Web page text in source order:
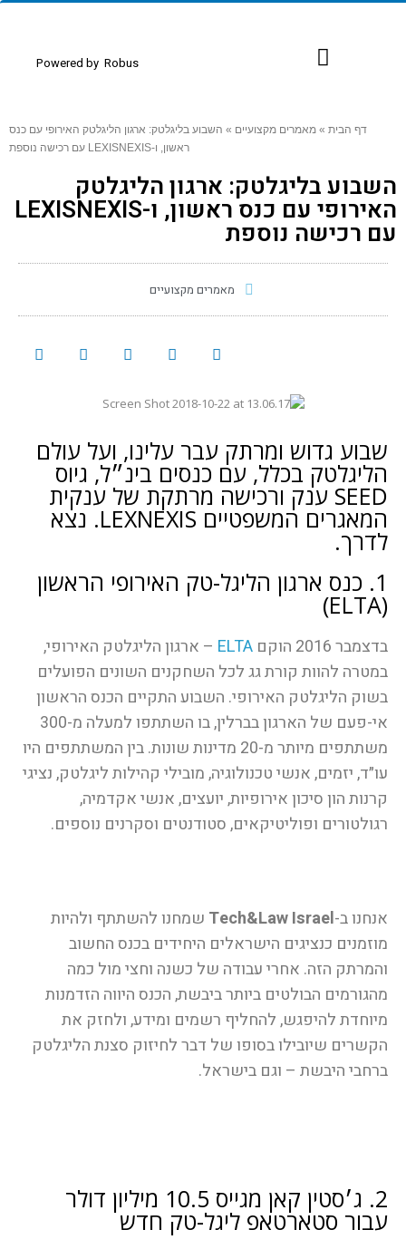
Powered by Robus
דף הבית » מאמרים מקצועיים » השבוע בליגלטק: ארגון הליגלטק האירופי עם כנס
ראשון, ו-LEXISNEXIS עם רכישה נוספת
השבוע בליגלטק: ארגון הליגלטק
האירופי עם כנס ראשון, ו-LEXISNEXIS
עם רכישה נוספת
מאמרים מקצועיים
שבוע גדוש ומרתק עבר עלינו, ועל עולם
הליגלטק בכלל, עם כנסים בינ״ל, גיוס
SEED ענק ורכישה מרתקת של ענקית
המאגרים המשפטיים LEXNEXIS. נצא
לדרך.
1. כנס ארגון הליגל-טק האירופי הראשון
(ELTA)
בדצמבר 2016 הוקם ELTA – ארגון הליגלטק האירופי,
במטרה להוות קורת גג לכל השחקנים השונים הפועלים
בשוק הליגלטק האירופי. השבוע התקיים הכנס הראשון
אי-פעם של הארגון בברלין, בו השתתפו למעלה מ-300
משתתפים מיותר מ-20 מדינות שונות. בין המשתתפים היו
עו״ד, יזמים, אנשי טכנולוגיה, מובילי קהילות ליגלטק, נציגי
קרנות הון סיכון אירופיות, יועצים, אנשי אקדמיה,
רגולטורים ופוליטיקאים, סטודנטים וסקרנים נוספים.
אנחנו ב-Tech&Law Israel שמחנו להשתתף ולהיות
מוזמנים כנציגים הישראלים היחידים בכנס החשוב
והמרתק הזה. אחרי עבודה של כשנה וחצי מול כמה
מהגורמים הבולטים ביותר ביבשת, הכנס היווה הזדמנות
מיוחדת להיפגש, להחליף רשמים ומידע, ולחזק את
הקשרים שיובילו בסופו של דבר לחיזוק סצנת הליגלטק
ברחבי היבשת – וגם בישראל.
2. ג׳סטין קאן מגייס 10.5 מיליון דולר
עבור סטארטאפ ליגל-טק חדש